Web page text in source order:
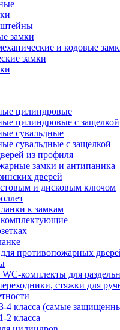
замки
и кодовые
замки
цилиндровые
цилиндровые с защелкой
сувальдные
сувальдные с защелкой
из профиля
замки и антипаника
дверей
и дисковым ключом
к замкам
противопожарных
комплекты для
стяжки для
4 класса (самые
класса